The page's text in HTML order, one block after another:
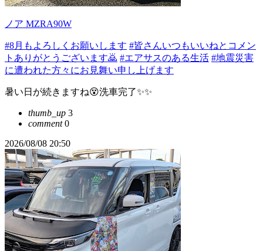
ノア MZRA90W
#8月もよろしくお願いします #皆さんいつもいいねとコメン
トありがとうございます🙇 #エアサスのある生活 #地震災害
に遭われた方々にお見舞い申し上げます
暑い日が続きますね😵洗車完了✨✨
thumb_up 3
comment0
2026/08/08 20:50